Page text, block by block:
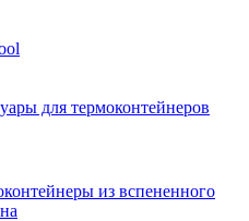
для термоконтейнеров
из вспененного